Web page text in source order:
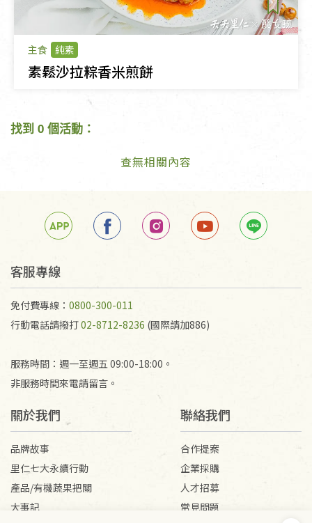
主食 純素
素鬆沙拉粽香米煎餅
找到 0 個活動：
查無相關內容
客服專線
免付費專線： 0800-300-011
行動電話請撥打02-8712-8236 (國際請加886)
服務時間：週一至週五 09:00-18:00。
非服務時間來電請留言。
關於我們
品牌故事
里仁七大永續行動
產品/有機蔬果把關
大事記
聯絡我們
合作提案
企業採購
人才招募
常見問題